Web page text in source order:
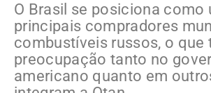
O Brasil se posiciona como
principais compradores
combustíveis russos, o que
preocupação tanto no
americano quanto em